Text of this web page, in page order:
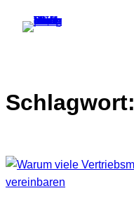
Inhalt
Schlagwort: